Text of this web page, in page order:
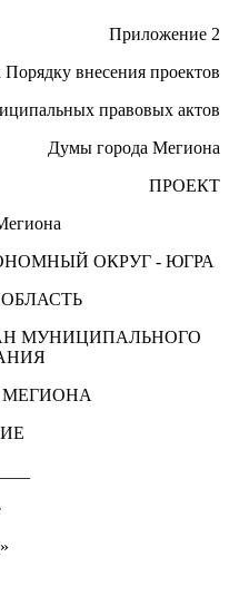
Приложение 2
Порядку внесения проектов
правовых актов
Думы города Мегиона
ПРОЕКТ
ОКРУГ - ЮГРА
МУНИЦИПАЛЬНОГО